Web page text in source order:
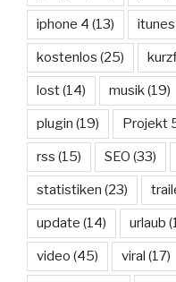
iphone 4 (13) itunes
kostenlos (25)
lost(14) musik(19)
plugin (19) Projekt
rss (15) SEO (33)
statistiken (23)
update (14) urlaub
video (45) viral (17)